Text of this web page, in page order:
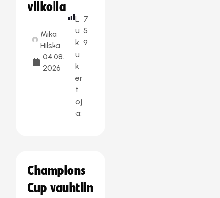
viikolla
Mika
Hilska
04.08.
2026
L
u
k
u
k
er
t
oj
a:
7
5
9
Champions
Cup vauhtiin